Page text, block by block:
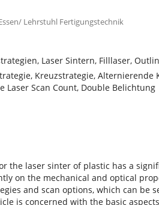
Lehrstuhl Fertigungstechnik
Laser Sintern, Filllaser,
Kreuzstrategie,
Laser Scan Count, Double Belichtung
the laser sinter of plastic has a
on the mechanical and optical
and scan options, which can be
is concerned with the basic